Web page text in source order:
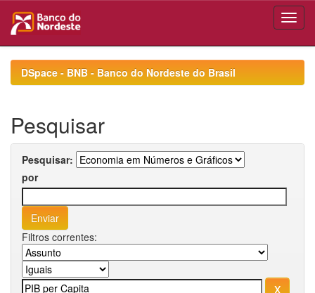
navigationDSpace - BNB - Banco do Nordeste do Brasil
Pesquisar
Pesquisar:
por
Filtros correntes: